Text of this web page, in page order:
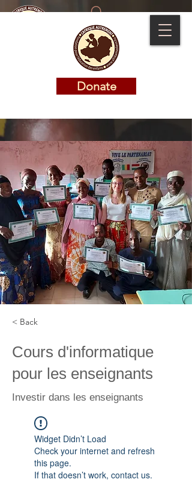
Donate
Donate
< Back
Cours d'informatique
pour les enseignants
Investir dans les enseignants
Widget Didn’t Load
Check your internet and refresh
this page.
If that doesn’t work, contact us.